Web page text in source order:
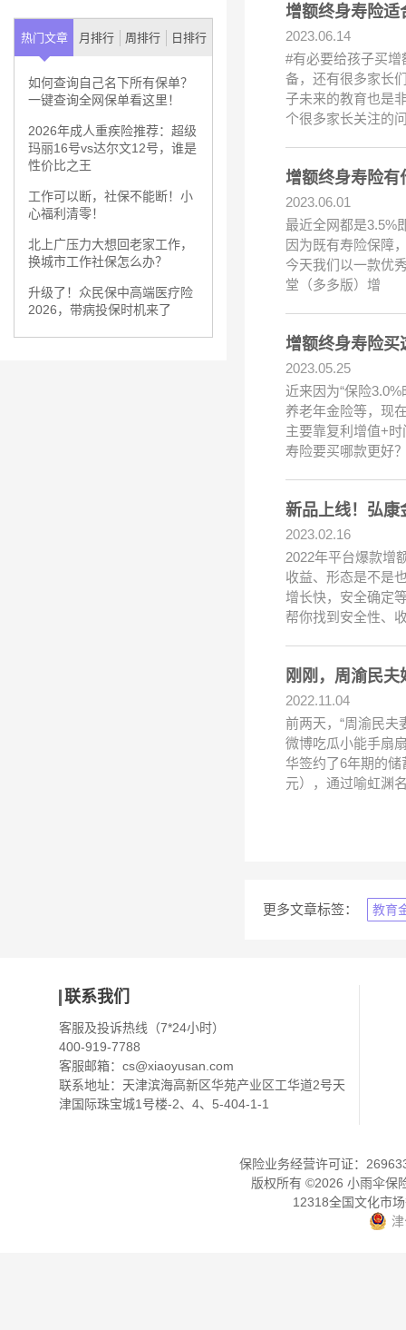
热门文章 月排行 周排行 日排行
如何查询自己名下所有保单？
一键查询全网保单看这里！
2026年成人重疾险推荐：超级
玛丽16号vs达尔文12号，谁是
性价比之王
工作可以断，社保不能断！小
心福利清零！
北上广压力大想回老家工作，
换城市工作社保怎么办？
升级了！众民保中高端医疗险
2026，带病投保时机来了
增额终身寿险适
2023.06.14
#有必要给孩子买
备，还有很多家长
子未来的教育也是
个很多家长关注的
增额终身寿险有
2023.06.01
最近全网都是3.5%
因为既有寿险保障
今天我们以一款优
堂（多多版）增
增额终身寿险买
2023.05.25
近来因为“保险
养老年金险等，现
主要靠复利增值+
寿险要买哪款更好
新品上线！弘
2023.02.16
2022年平台爆款增
收益、形态是不是
增长快，安全确定
帮你找到安全性、
刚刚，周渝民
2022.11.04
前两天，“周渝民夫
微博吃瓜小能手扇
华签约了6年期的
元），通过喻虹渊
更多文章标签： 教育
联系我们
客服及投诉热线（7*24小时）
400-919-7788
客服邮箱： cs@xiaoyusan.com
联系地址：天津滨海高新区华苑产业区工华道2号天
津国际珠宝城1号楼-2、4、5-404-1-1
保险业务经营许可证：
版权所有 ©2026 小雨伞保
12318全国文化市